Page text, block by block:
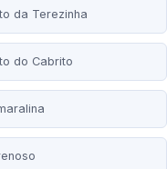
da Terezinha
do Cabrito